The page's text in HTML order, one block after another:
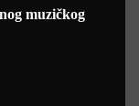
muzičkog